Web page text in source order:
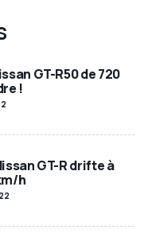
GT-R50 de 720
!
GT-R drifte à
h